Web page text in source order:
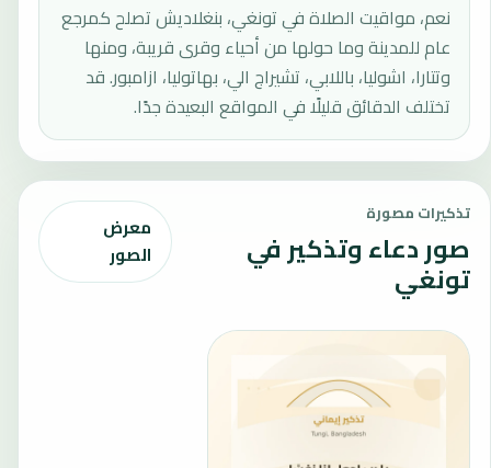
نعم، مواقيت الصلاة في تونغي، بنغلاديش تصلح كمرجع
عام للمدينة وما حولها من أحياء وقرى قريبة، ومنها
وتتارا، اشوليا، باللابي، تشيراج الي، بهاتوليا، ازامبور. قد
تختلف الدقائق قليلًا في المواقع البعيدة جدًا.
تذكيرات مصورة
صور دعاء وتذكير في
تونغي
معرض
الصور